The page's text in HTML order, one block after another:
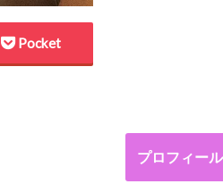
Pocket
プロフィール